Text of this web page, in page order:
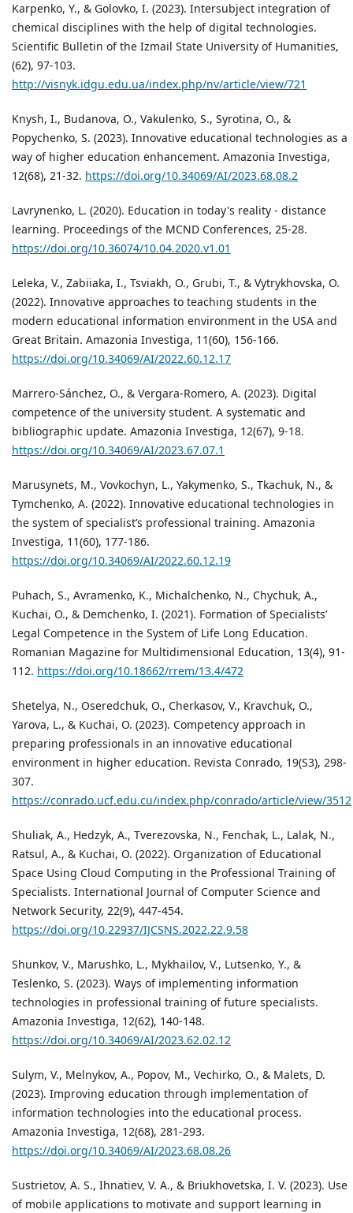
Karpenko, Y., & Golovko, I. (2023). Intersubject integration of
chemical disciplines with the help of digital technologies.
Scientific Bulletin of the Izmail State University of Humanities,
(62), 97-103.
http://visnyk.idgu.edu.ua/index.php/nv/article/view/721
Knysh, I., Budanova, O., Vakulenko, S., Syrotina, O., &
Popychenko, S. (2023). Innovative educational technologies as a
way of higher education enhancement. Amazonia Investiga,
12(68), 21-32. https://doi.org/10.34069/AI/2023.68.08.2
Lavrynenko, L. (2020). Education in today's reality - distance
learning. Proceedings of the MCND Conferences, 25-28.
https://doi.org/10.36074/10.04.2020.v1.01
Leleka, V., Zabiiaka, I., Tsviakh, O., Grubi, T., & Vytrykhovska, O.
(2022). Innovative approaches to teaching students in the
modern educational information environment in the USA and
Great Britain. Amazonia Investiga, 11(60), 156-166.
https://doi.org/10.34069/AI/2022.60.12.17
Marrero-Sánchez, O., & Vergara-Romero, A. (2023). Digital
competence of the university student. A systematic and
bibliographic update. Amazonia Investiga, 12(67), 9-18.
https://doi.org/10.34069/AI/2023.67.07.1
Marusynets, M., Vovkochyn, L., Yakymenko, S., Tkachuk, N., &
Tymchenko, A. (2022). Innovative educational technologies in
the system of specialist’s professional training. Amazonia
Investiga, 11(60), 177-186.
https://doi.org/10.34069/AI/2022.60.12.19
Puhach, S., Avramenko, K., Michalchenko, N., Chychuk, A.,
Kuchai, O., & Demchenko, I. (2021). Formation of Specialists’
Legal Competence in the System of Life Long Education.
Romanian Magazine for Multidimensional Education, 13(4), 91-
112. https://doi.org/10.18662/rrem/13.4/472
Shetelya, N., Oseredchuk, O., Cherkasov, V., Kravchuk, O.,
Yarova, L., & Kuchai, O. (2023). Competency approach in
preparing professionals in an innovative educational
environment in higher education. Revista Conrado, 19(S3), 298-
307.
https://conrado.ucf.edu.cu/index.php/conrado/article/view/3512
Shuliak, A., Hedzyk, A., Tverezovska, N., Fenchak, L., Lalak, N.,
Ratsul, A., & Kuchai, O. (2022). Organization of Educational
Space Using Cloud Computing in the Professional Training of
Specialists. International Journal of Computer Science and
Network Security, 22(9), 447-454.
https://doi.org/10.22937/IJCSNS.2022.22.9.58
Shunkov, V., Marushko, L., Mykhailov, V., Lutsenko, Y., &
Teslenko, S. (2023). Ways of implementing information
technologies in professional training of future specialists.
Amazonia Investiga, 12(62), 140-148.
https://doi.org/10.34069/AI/2023.62.02.12
Sulym, V., Melnykov, A., Popov, M., Vechirko, O., & Malets, D.
(2023). Improving education through implementation of
information technologies into the educational process.
Amazonia Investiga, 12(68), 281-293.
https://doi.org/10.34069/AI/2023.68.08.26
Sustrietov, A. S., Ihnatiev, V. A., & Briukhovetska, I. V. (2023). Use
of mobile applications to motivate and support learning in